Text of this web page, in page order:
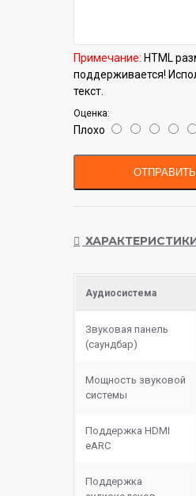
Примечание: HTML
поддерживается!
текст.
Оценка:
Плохо
Аудиосистема
Звуковая панель
(саундбар)
Мощность звуковой
системы
Поддержка HDMI
eARC
Поддержка